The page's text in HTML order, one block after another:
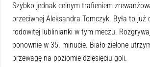
Szybko jednak celnym trafieniem
przeciwnej Aleksandra Tomczyk. Była to
rodowitej lublinianki w tym meczu.
ponownie w 35. minucie. Biało-zielone
przewagę na poziomie dziesięciu goli.